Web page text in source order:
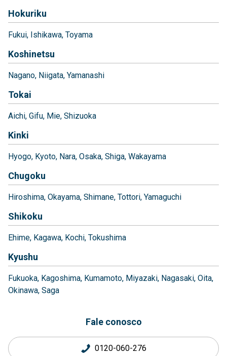
Hokuriku
Fukui Ishikawa Toyama
Koshinetsu
Nagano Niigata Yamanashi
Tokai
Aichi Gifu Mie Shizuoka
Kinki
Hyogo Kyoto Nara Osaka Shiga Wakayama
Chugoku
Hiroshima Okayama Shimane Tottori Yamaguchi
Shikoku
Ehime Kagawa Kochi Tokushima
Kyushu
Fukuoka Kagoshima Kumamoto Miyazaki Nagasaki Oita
Okinawa Saga
Fale conosco
0120-060-276